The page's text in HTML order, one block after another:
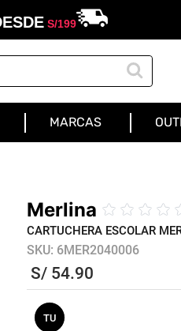
S/199
MARCAS
Merlina ☆ ☆ ☆ ☆
CARTUCHERA ESCOLAR
SKU: 6MER2040006
S/ 54.90
TU